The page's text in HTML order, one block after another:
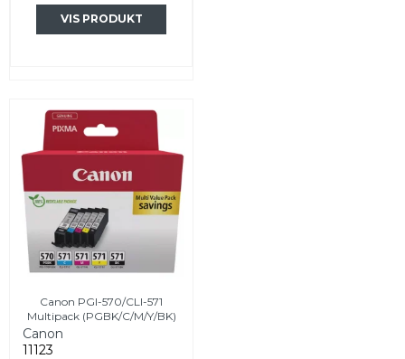
VIS PRODUKT
Canon PGI-570/CLI-571
Multipack (PGBK/C/M/Y/BK)
Canon
11123